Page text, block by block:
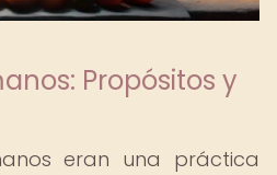
Propósitos y
eran una práctica